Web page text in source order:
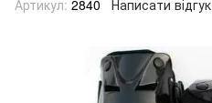
Артикул: 2840 Написати відгук